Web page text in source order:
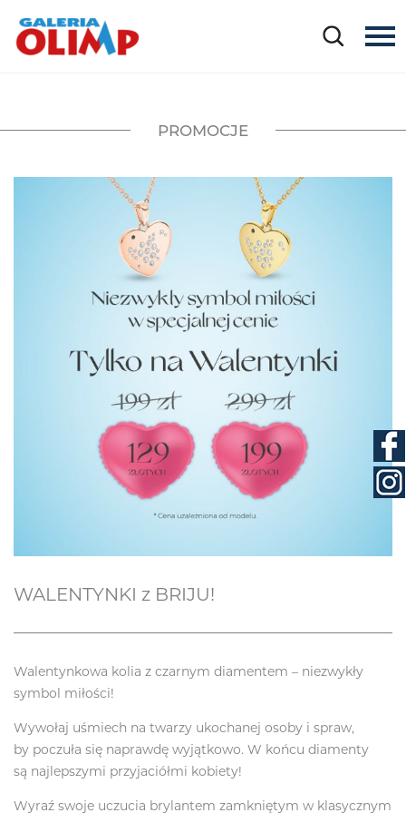
PROMOCJE
WALENTYNKI z BRIJU!
Walentynkowa kolia z czarnym diamentem – niezwykły
symbol miłości!
Wywołaj uśmiech na twarzy ukochanej osoby i spraw,
by poczuła się naprawdę wyjątkowo. W końcu diamenty
są najlepszymi przyjaciółmi kobiety!
Wyraź swoje uczucia brylantem zamkniętym w klasycznym